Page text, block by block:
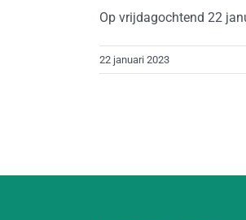
Op vrijdagochtend 22
22 januari 2023